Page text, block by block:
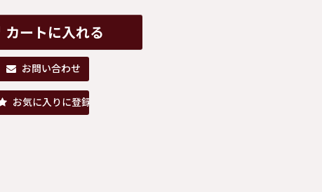
カートに入れる
お問い合わせ
お気に入りに登録